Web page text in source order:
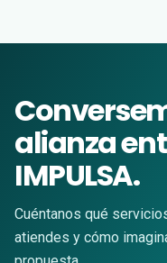
alianza
IMPULSA.
Cuéntanos qué
atiendes y cómo